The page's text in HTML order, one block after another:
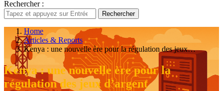
Rechercher :
Rechercher
Home
Articles & Reports
Kenya : une nouvelle ère pour la régulation des jeux…
Kenya : une nouvelle ère pour la
régulation des jeux d’argent